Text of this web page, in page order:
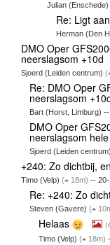
Julian
Re: Ligt
Herman (Den
DMO Oper
neerslagsom +10d
Sjoerd (Leiden centrum) (
Re: DMO Oper
neerslagsom
Bart (Horst, Limburg)
DMO Oper
neerslagsom
Sjoerd (Leiden
+240: Zo dichtbij,
Timo (Velp) ( 18m) -- 20-
Re: +240: Zo
Steven (Gavere)(
Helaas (
Timo (Velp) ( 18m)